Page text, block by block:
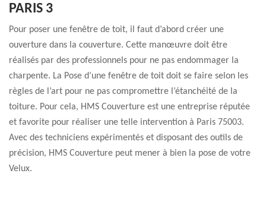
PARIS 3
Pour poser une fenêtre de toit, il faut d’abord créer une
ouverture dans la couverture. Cette manœuvre doit être
réalisés par des professionnels pour ne pas endommager la
charpente. La Pose d’une fenêtre de toit doit se faire selon les
règles de l’art pour ne pas compromettre l’étanchéité de la
toiture. Pour cela, HMS Couverture est une entreprise réputée
et favorite pour réaliser une telle intervention à Paris 75003.
Avec des techniciens expérimentés et disposant des outils de
précision, HMS Couverture peut mener à bien la pose de votre
Velux.